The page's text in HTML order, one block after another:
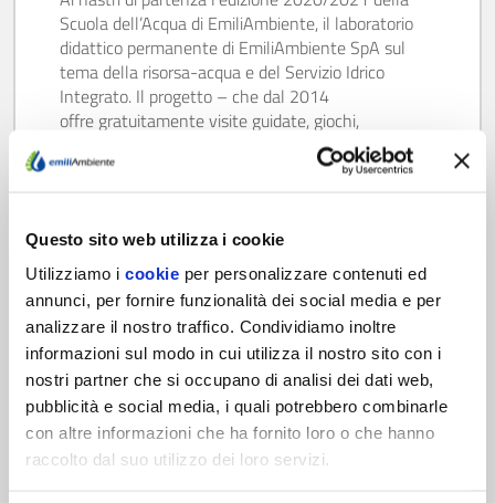
Questo sito web utilizza i cookie
Utilizziamo i cookie per personalizzare contenuti ed
annunci, per fornire funzionalità dei social media e per
analizzare il nostro traffico. Condividiamo inoltre
informazioni sul modo in cui utilizza il nostro sito con i
nostri partner che si occupano di analisi dei dati web,
pubblicità e social media, i quali potrebbero combinarle
con altre informazioni che ha fornito loro o che hanno
raccolto dal suo utilizzo dei loro servizi.
Scuola dell’Acqua di EmiliAmbiente, il laboratorio
didattico permanente di EmiliAmbiente SpA sul
tema della risorsa-acqua e del Servizio Idrico
Integrato. Il progetto – che dal 2014
offre gratuitamente visite guidate, giochi,
esperimenti divertenti, lezioni e incontri alle scuole
per l’infanzia, alle scuole primarie e secondarie
Scopri di più
17/09/20
SCUOLA & COVID-19: COSA